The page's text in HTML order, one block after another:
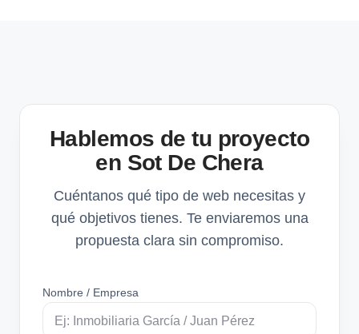
Hablemos de tu proyecto
en Sot De Chera
Cuéntanos qué tipo de web necesitas y
qué objetivos tienes. Te enviaremos una
propuesta clara sin compromiso.
Nombre / Empresa